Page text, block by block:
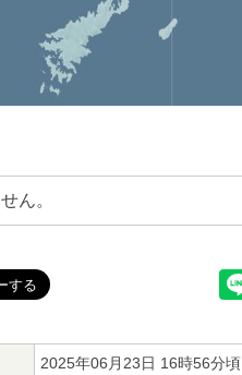
ん。
2025年06月23日 16時56分頃